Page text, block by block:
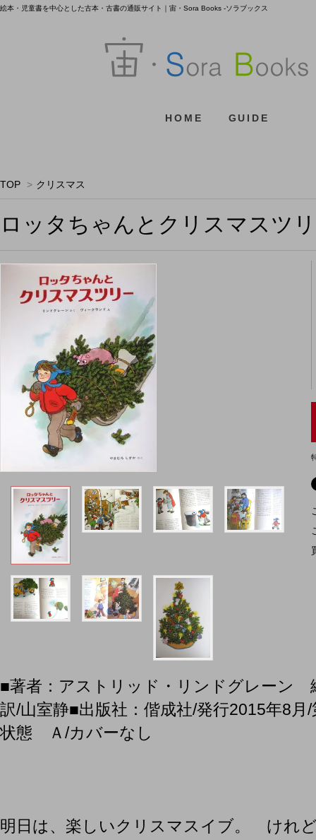
絵本・児童書を中心とした古本・古書の通販サイト｜宙・Sora Books -ソラブックス
HOME GUIDE
TOP > クリスマス
ロッタちゃんとクリスマスツ
■著者：アストリッド・リンドグレー
訳/山室静■出版社：偕成社/発行2015年8
状態 Ａ/カバーなし
明日は、楽しいクリスマスイブ。 けれ